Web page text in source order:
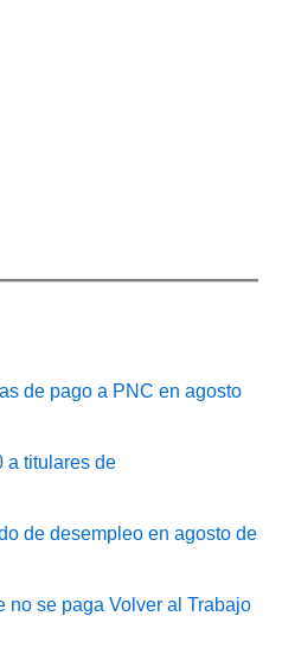
de pago a PNC en agosto
a titulares de
de desempleo en agosto de
no se paga Volver al Trabajo